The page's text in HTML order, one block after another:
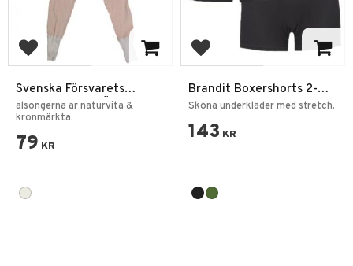
Add to favorites
Svenska Försvarets
Långkalsonger Överskott
alsongerna är naturvita &
kronmärkta.
79 KR
Add to favorites
Brandit Boxershorts 2-
pack Kalsonger
Sköna underkläder med stretch.
143 KR